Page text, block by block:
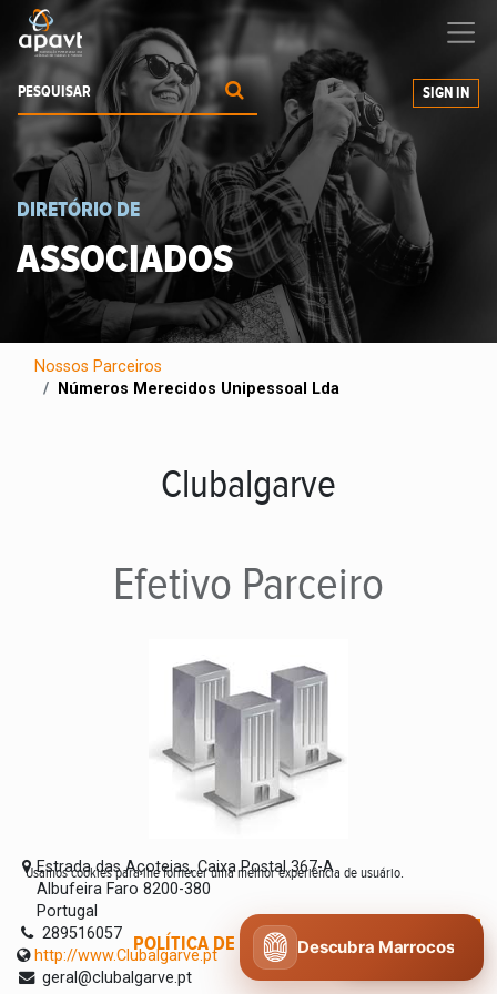
a expandir os seus negócios
SIGN IN
DIRETÓRIO DE
ASSOCIADOS
Nossos Parceiros
Números Merecidos Unipessoal Lda
Clubalgarve
Efetivo Parceiro
Estrada das Açoteias, Caixa Postal 367-A
Albufeira Faro 8200-380
Portugal
289516057
http://www.Clubalgarve.pt
geral@clubalgarve.pt
Usamos cookies para lhe fornecer uma melhor experiência de usuário.
POLÍTICA DE COOKIES CONCORDO
Descubra Marrocos